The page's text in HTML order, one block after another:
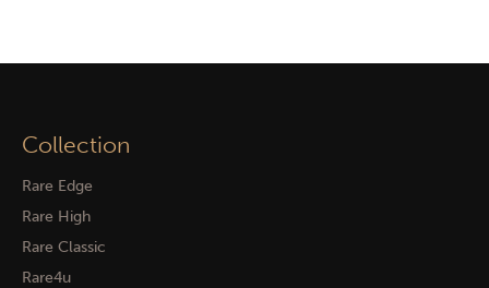
Collection
Rare Edge
Rare High
Rare Classic
Rare4u